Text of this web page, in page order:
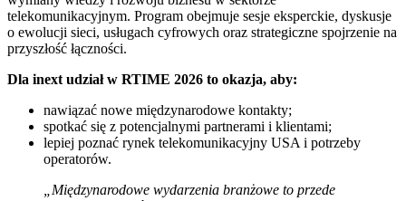
telekomunikacyjnym. Program obejmuje sesje eksperckie, dyskusje
o ewolucji sieci, usługach cyfrowych oraz strategiczne spojrzenie na
przyszłość łączności.
Dla inext udział w RTIME 2026 to okazja, aby:
nawiązać nowe międzynarodowe kontakty;
spotkać się z potencjalnymi partnerami i klientami;
lepiej poznać rynek telekomunikacyjny USA i potrzeby
operatorów.
„Międzynarodowe wydarzenia branżowe to przede